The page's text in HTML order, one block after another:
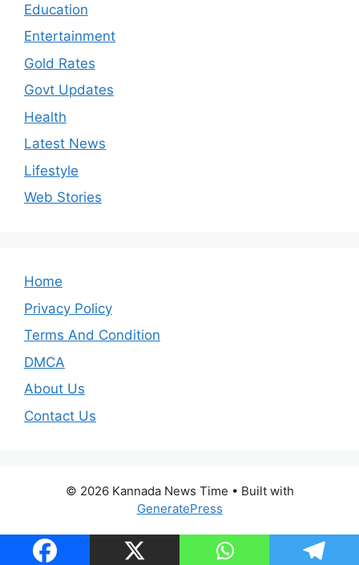
Education
Entertainment
Gold Rates
Govt Updates
Health
Latest News
Lifestyle
Web Stories
Home
Privacy Policy
Terms And Condition
DMCA
About Us
Contact Us
© 2026 Kannada News Time • Built with
GeneratePress